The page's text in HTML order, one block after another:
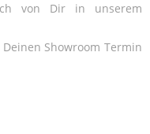
von Dir in unserem
Showroom Termin